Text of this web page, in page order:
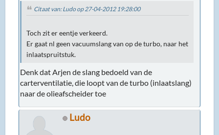
Citaat van: Ludo op 27-04-2012 19:28:00
Toch zit er eentje verkeerd.
Er gaat nl geen vacuumslang van op de turbo, naar het
inlaatspruitstuk.
Denk dat Arjen de slang bedoeld van de
carterventilatie, die loopt van de turbo (inlaatslang)
naar de olieafscheider toe
Ludo